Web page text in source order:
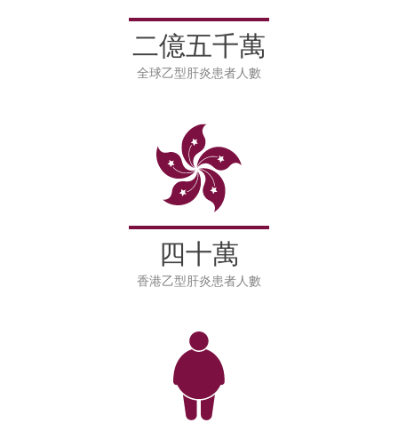
二億五千萬
全球乙型肝炎患者人數
四十萬
香港乙型肝炎患者人數